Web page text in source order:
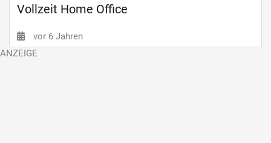
Vollzeit Home Office
vor 6 Jahren